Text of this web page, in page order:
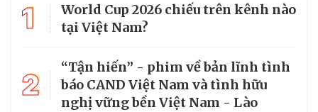
1
World Cup 2026 chiếu trên kênh nào
tại Việt Nam?
2
“Tận hiến” - phim về bản lĩnh tình
báo CAND Việt Nam và tình hữu
nghị vững bền Việt Nam - Lào